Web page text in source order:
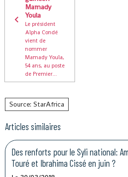
Mamady
Youla
Le président
Alpha Condé
vient de
nommer
Mamady Youla,
54 ans, au poste
de Premier...
Source: StarAfrica
Articles similaires
Des renforts pour le Syli national:
Touré et Ibrahima Cissé en juin ?